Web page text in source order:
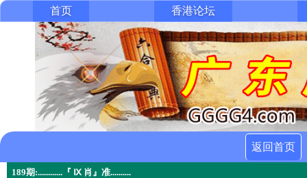
首页 香港论坛
返回首页
189期:............『 Ⅸ 肖』准..........